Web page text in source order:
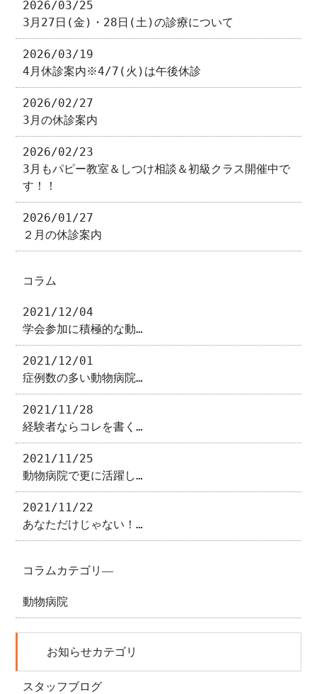
2026/03/25
3月27日(金)・28日(土)の診療について
2026/03/19
4月休診案内※4/7(火)は午後休診
2026/02/27
3月の休診案内
2026/02/23
3月もパピー教室＆しつけ相談＆初級クラス開催中で
す！！
2026/01/27
２月の休診案内
コラム
2021/12/04
学会参加に積極的な動…
2021/12/01
症例数の多い動物病院…
2021/11/28
経験者ならコレを書く…
2021/11/25
動物病院で更に活躍し…
2021/11/22
あなただけじゃない！…
コラムカテゴリ―
動物病院
お知らせカテゴリ
スタッフブログ